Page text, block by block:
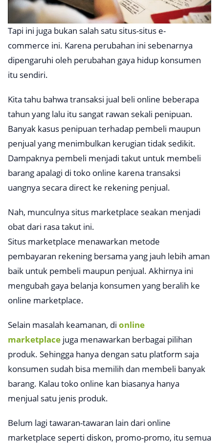
Tapi ini juga bukan salah satu situs-situs e-
commerce ini. Karena perubahan ini sebenarnya
dipengaruhi oleh perubahan gaya hidup konsumen
itu sendiri.
Kita tahu bahwa transaksi jual beli online beberapa
tahun yang lalu itu sangat rawan sekali penipuan.
Banyak kasus penipuan terhadap pembeli maupun
penjual yang menimbulkan kerugian tidak sedikit.
Dampaknya pembeli menjadi takut untuk membeli
barang apalagi di toko online karena transaksi
uangnya secara direct ke rekening penjual.
Nah, munculnya situs marketplace seakan menjadi
obat dari rasa takut ini.
Situs marketplace menawarkan metode
pembayaran rekening bersama yang jauh lebih aman
baik untuk pembeli maupun penjual. Akhirnya ini
mengubah gaya belanja konsumen yang beralih ke
online marketplace.
Selain masalah keamanan, di online
marketplace juga menawarkan berbagai pilihan
produk. Sehingga hanya dengan satu platform saja
konsumen sudah bisa memilih dan membeli banyak
barang. Kalau toko online kan biasanya hanya
menjual satu jenis produk.
Belum lagi tawaran-tawaran lain dari online
marketplace seperti diskon, promo-promo, itu semua